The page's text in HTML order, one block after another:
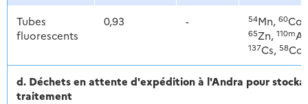
Tubes
fluorescents
0,93 - 54Mn, 60Co,
65Zn, 110m
137Cs, 58Co
d. Déchets en attente d'expédition à l'Andra pour
traitement